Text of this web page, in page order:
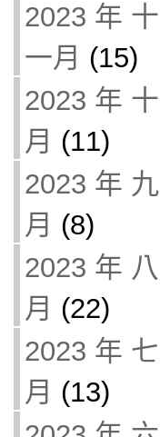
2023 年 十
一月 (15)
2023 年 十
月 (11)
2023 年 九
月 (8)
2023 年 八
月 (22)
2023 年 七
月 (13)